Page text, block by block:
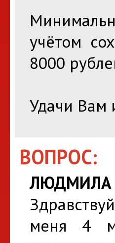
учётом
8000
Удачи Вам
ВОПРОС:
ЛЮДМИЛА
меня 4